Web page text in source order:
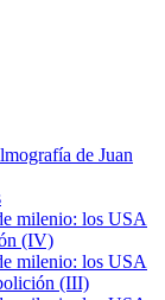
de Juan
milenio: los USA
(IV)
milenio: los USA
(III)